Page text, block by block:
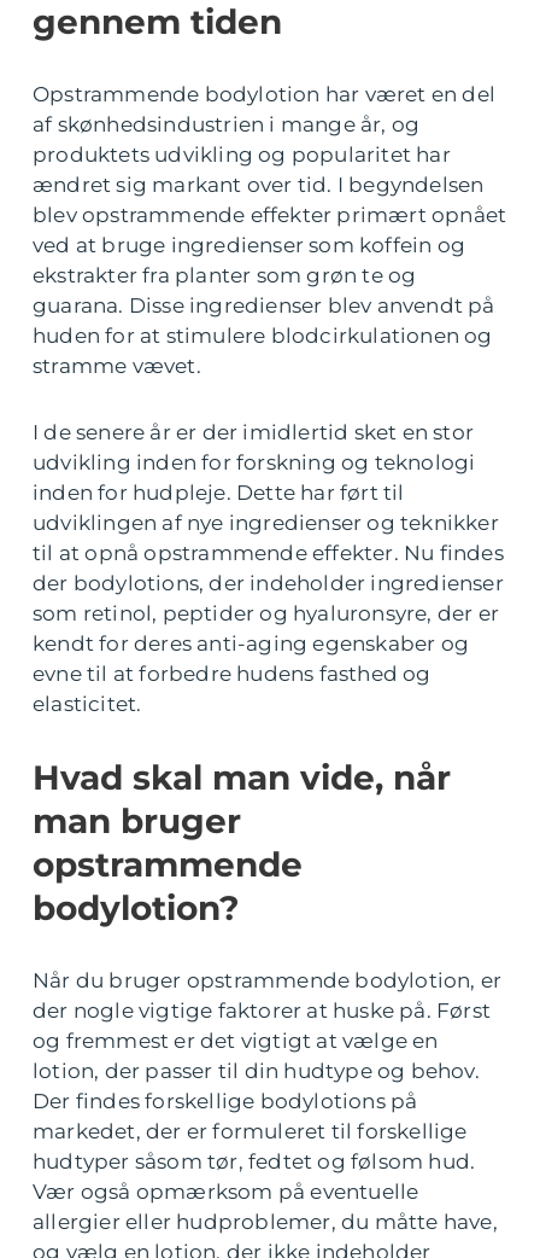
gennem tiden
Opstrammende bodylotion har været en del
af skønhedsindustrien i mange år, og
produktets udvikling og popularitet har
ændret sig markant over tid. I begyndelsen
blev opstrammende effekter primært opnået
ved at bruge ingredienser som koffein og
ekstrakter fra planter som grøn te og
guarana. Disse ingredienser blev anvendt på
huden for at stimulere blodcirkulationen og
stramme vævet.
I de senere år er der imidlertid sket en stor
udvikling inden for forskning og teknologi
inden for hudpleje. Dette har ført til
udviklingen af nye ingredienser og teknikker
til at opnå opstrammende effekter. Nu findes
der bodylotions, der indeholder ingredienser
som retinol, peptider og hyaluronsyre, der er
kendt for deres anti-aging egenskaber og
evne til at forbedre hudens fasthed og
elasticitet.
Hvad skal man vide, når
man bruger
opstrammende
bodylotion?
Når du bruger opstrammende bodylotion, er
der nogle vigtige faktorer at huske på. Først
og fremmest er det vigtigt at vælge en
lotion, der passer til din hudtype og behov.
Der findes forskellige bodylotions på
markedet, der er formuleret til forskellige
hudtyper såsom tør, fedtet og følsom hud.
Vær også opmærksom på eventuelle
allergier eller hudproblemer, du måtte have,
og vælg en lotion, der ikke indeholder